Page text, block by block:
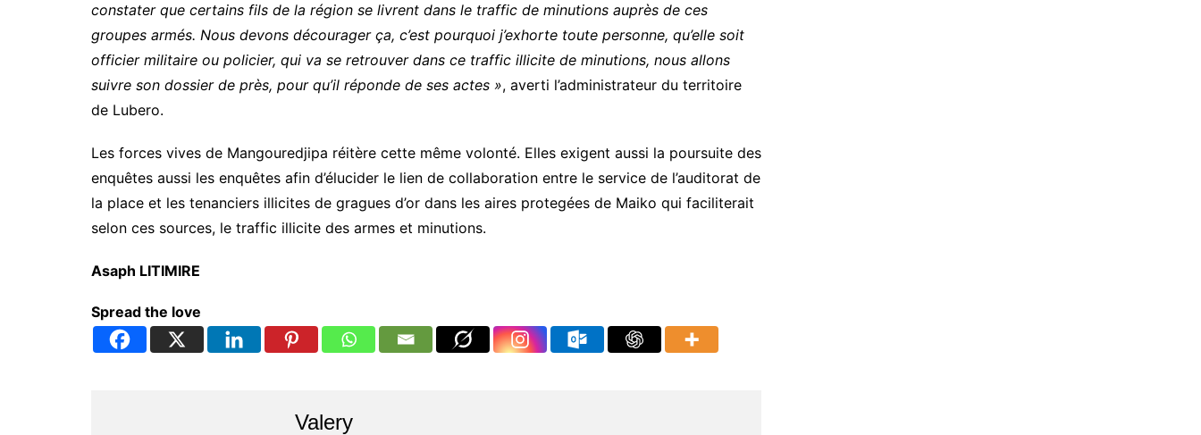
constater que certains fils de la région se livrent dans le traffic de minutions auprès de ces
groupes armés. Nous devons décourager ça, c’est pourquoi j’exhorte toute personne, qu’elle soit
officier militaire ou policier, qui va se retrouver dans ce traffic illicite de minutions, nous allons
suivre son dossier de près, pour qu’il réponde de ses actes », averti l’administrateur du territoire
de Lubero.
Les forces vives de Mangouredjipa réitère cette même volonté. Elles exigent aussi la poursuite des
enquêtes aussi les enquêtes afin d’élucider le lien de collaboration entre le service de l’auditorat de
la place et les tenanciers illicites de gragues d’or dans les aires protegées de Maiko qui faciliterait
selon ces sources, le traffic illicite des armes et minutions.
Asaph LITIMIRE
Spread the love
Valery